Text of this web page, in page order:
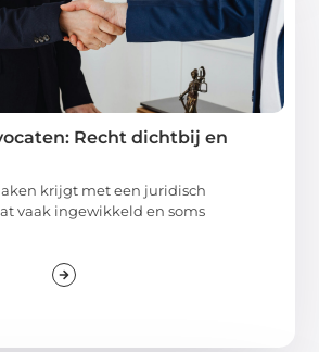
Recht dichtbij en
krijgt met een juridisch
vaak ingewikkeld en soms